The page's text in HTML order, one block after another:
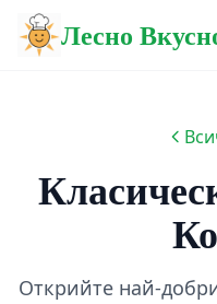
Лесно
Открийте най-